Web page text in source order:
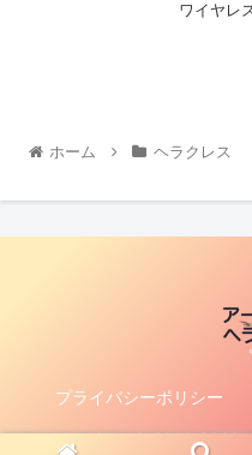
ワイヤレ
ホーム ヘラクレス
プライバシーポリシー
Copyright © 2014-2026